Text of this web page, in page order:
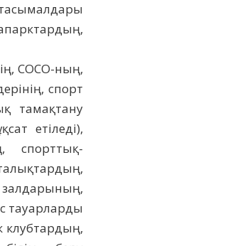
СОСО-ның,
спорт
тамақтану
етіледі),
спорттық-
тауарларды
клубтардың,